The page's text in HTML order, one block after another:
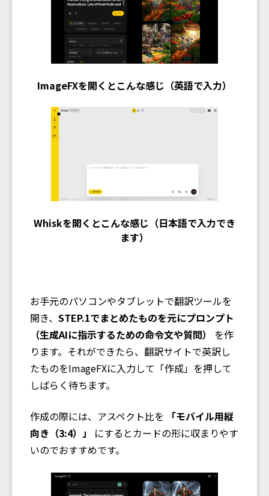
ImageFXを開くとこんな感じ（英語で入力）
Whiskを開くとこんな感じ（日本語で入力でき
ます）
お手元のパソコンやタブレットで翻訳ツールを
開き、 STEP.1でまとめたものを元にプロンプト
（生成AIに指示するための命令文や質問）
を作
ります。それができたら、翻訳サイトで英訳し
たものをImageFXに入力して「作成」を押して
しばらく待ちます。
作成の際には、アスペクト比を
「モバイル用縦
向き（3:4）」
にするとカードの形に収まりやす
いのでおすすめです。